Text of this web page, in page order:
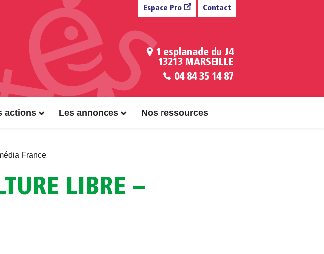
Espace Pro Contact
1 esplanade du J4
13213 MARSEILLE
04 84 35 14 87
actions Les annonces Nos ressources
France
LIBRE –